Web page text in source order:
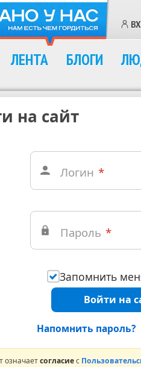
ЛЕНТА БЛОГИ
на сайт
Логин *
Пароль *
Запомнить
Войти на
Напомнить пароль?
означаетсогласиес